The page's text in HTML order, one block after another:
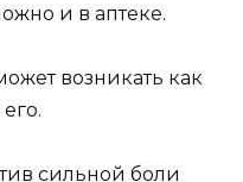
и в аптеке.
возникать как
сильной боли